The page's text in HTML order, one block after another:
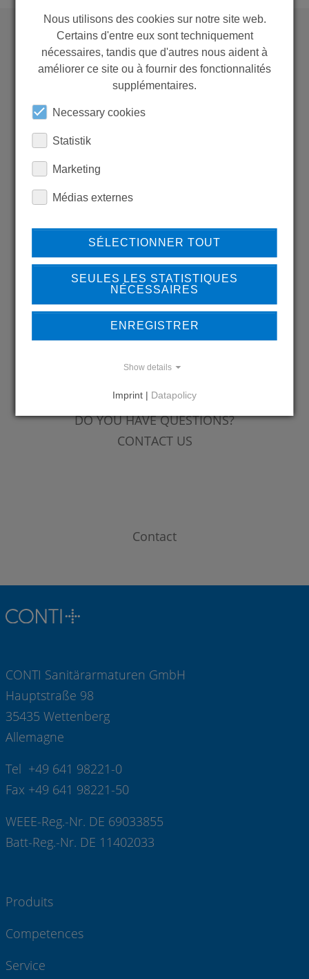
WANT TO SEE
MORE PRODUCTS?
LEARN MORE ABOUT
OUR REFERENCES
DO YOU HAVE QUESTIONS?
CONTACT US
Contact
CONTI Sanitärarmaturen GmbH
Hauptstraße 98
35435 Wettenberg
Allemagne
Tel +49 641 98221-0
Fax +49 641 98221-50
WEEE-Reg.-Nr. DE 69033855
Batt-Reg.-Nr. DE 11402033
Produits
Competences
Service
Nous utilisons des cookies sur notre site web.
Certains d'entre eux sont techniquement
nécessaires, tandis que d'autres nous aident à
améliorer ce site ou à fournir des fonctionnalités
supplémentaires.
Necessary cookies
Statistik
Marketing
Médias externes
SÉLECTIONNER TOUT
SEULES LES STATISTIQUES
NÉCESSAIRES
ENREGISTRER
Show details
Imprint | Datapolicy